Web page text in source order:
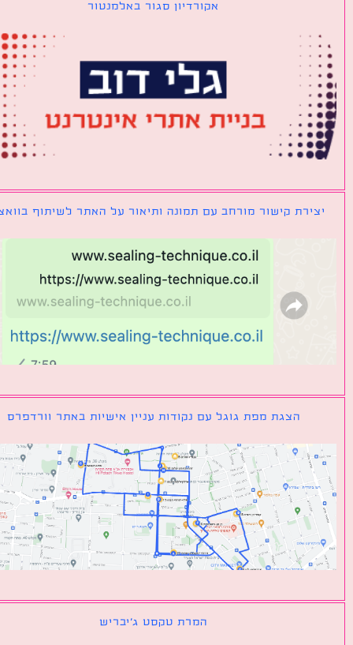
אקורדיון סגור באלמנטור
קישור מורחב עם תמונה ותיאור על האתר לשיתוף בוואצאפ
הצגת מפת גוגל עם נקודות עניין אישיות באתר וורדפרס
המרת טקסט ג׳יבריש